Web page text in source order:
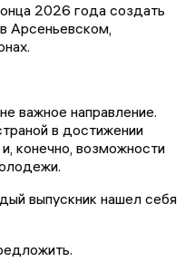
2026 года создать
Арсеньевском,
важное направление.
в достижении
конечно, возможности
выпускник нашел себя